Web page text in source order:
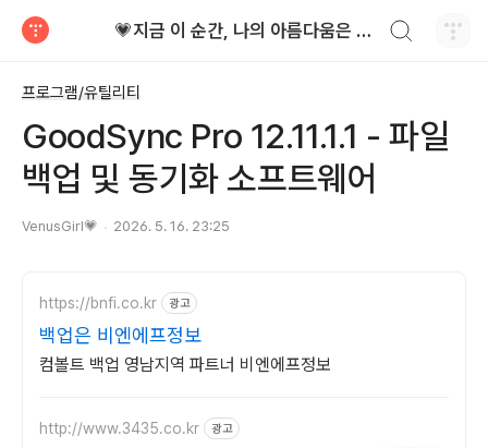
💗지금 이 순간, 나의 아름다움은 가장 빛난다!
프로그램/유틸리티
GoodSync Pro 12.11.1.1 - 파일
백업 및 동기화 소프트웨어
VenusGirl💗 2026. 5. 16. 23:25
https://bnfi.co.kr 광고
백업은 비엔에프정보
컴볼트 백업 영남지역 파트너 비엔에프정보
http://www.3435.co.kr 광고